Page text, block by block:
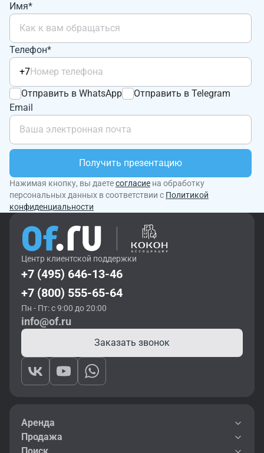
Имя*
Телефон*
+7
Отправить в WhatsApp
Отправить в Telegram
Email
Получить презентацию
Нажимая кнопку, вы даетесогласие на обработку
персональных данных в соответствии с Политикой
конфиденциальности
Центр клиентской поддержки
+7 (495) 646-13-46
+7 (800) 555-65-64
Пн - Пт: с 9:00 до 20:00
info@of.ru
Заказать звонок
Аренда
Продажа